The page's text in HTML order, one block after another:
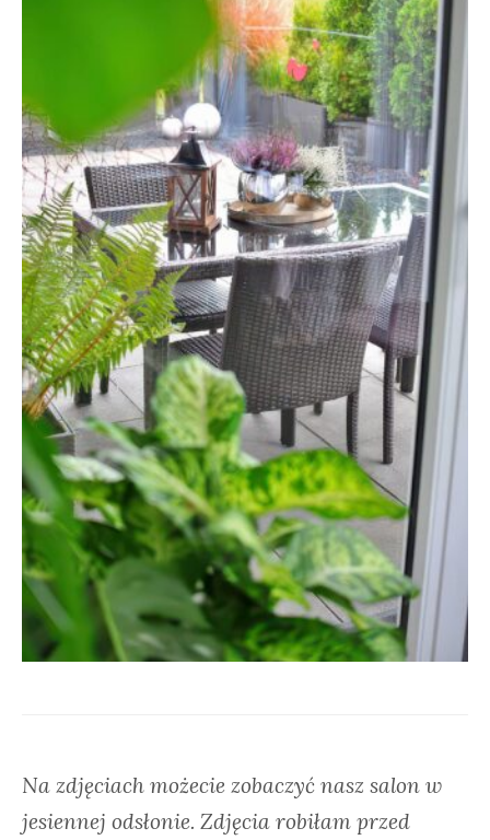
Na zdjęciach możecie zobaczyć nasz salon w
jesiennej odsłonie. Zdjęcia robiłam przed